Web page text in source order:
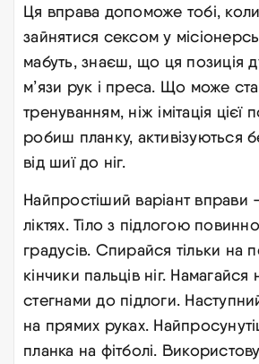
Ця вправа допоможе тобі,
зайнятися сексом у
мабуть, знаєш, що ця позиція
м’язи рук і преса. Що може
тренуванням, ніж імітація цієї
робиш планку, активізуються
від шиї до ніг.
Найпростіший варіант вправи
ліктях. Тіло з підлогою
градусів. Спирайся тільки на
кінчики пальців ніг.
стегнами до підлоги.
на прямих руках.
планка на фітболі.